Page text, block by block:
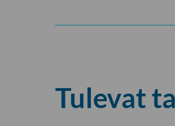
Tulevat